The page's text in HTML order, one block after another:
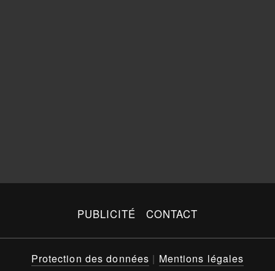
PUBLICITÉ CONTACT
Protection des données | Mentions légales